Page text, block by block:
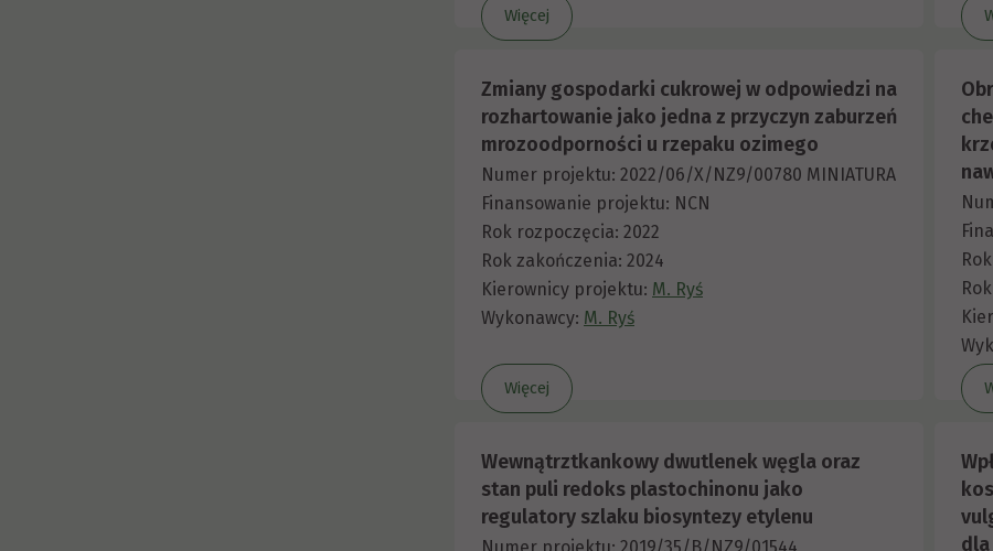
Więcej
Zmiany gospodarki cukrowej w odpowiedzi na
rozhartowanie jako jedna z przyczyn zaburzeń
mrozoodporności u rzepaku ozimego
Numer projektu: 2022/06/X/NZ9/00780 MINIATURA
Finansowanie projektu: NCN
Rok rozpoczęcia: 2022
Rok zakończenia: 2024
Kierownicy projektu: M. Ryś
Wykonawcy: M. Ryś
Więcej
Wewnątrztkankowy dwutlenek węgla oraz
stan puli redoks plastochinonu jako
regulatory szlaku biosyntezy etylenu